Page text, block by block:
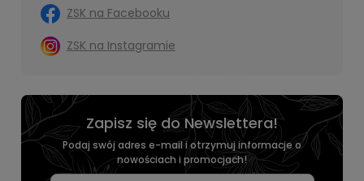
ZSK na Facebooku
ZSK na Instagramie
Zapisz się do Newslettera!
Podaj swój adres e-mail i otrzymuj informacje o
nowościach i promocjach!